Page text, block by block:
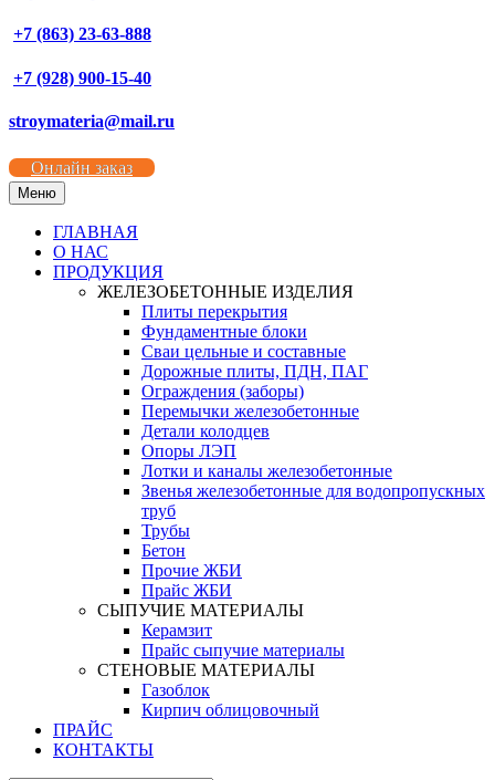
+7 (863) 23-63-888
+7 (928) 900-15-40
stroymateria@mail.ru
Онлайн заказ
Меню
ГЛАВНАЯ
О НАС
ПРОДУКЦИЯ
ЖЕЛЕЗОБЕТОННЫЕ ИЗДЕЛИЯ
Плиты перекрытия
Фундаментные блоки
Сваи цельные и составные
Дорожные плиты, ПДН, ПАГ
Ограждения (заборы)
Перемычки железобетонные
Детали колодцев
Опоры ЛЭП
Лотки и каналы железобетонные
Звенья железобетонные для водопропускных
труб
Трубы
Бетон
Прочие ЖБИ
Прайс ЖБИ
СЫПУЧИЕ МАТЕРИАЛЫ
Керамзит
Прайс сыпучие материалы
СТЕНОВЫЕ МАТЕРИАЛЫ
Газоблок
Кирпич облицовочный
ПРАЙС
КОНТАКТЫ